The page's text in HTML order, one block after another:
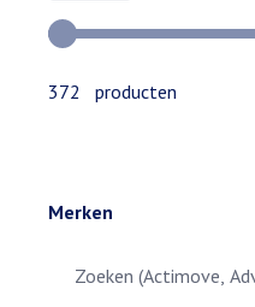
Gebruik de
372 producten
Merken